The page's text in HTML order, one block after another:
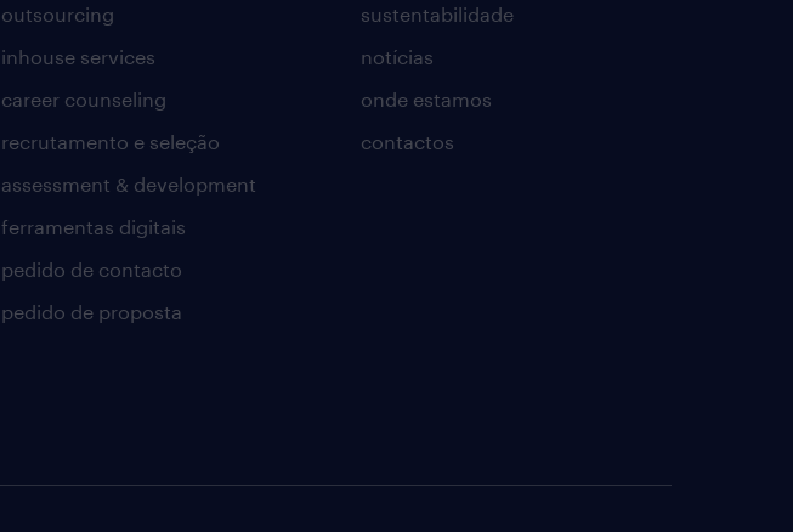
outsourcing
inhouse services
career counseling
recrutamento e seleção
assessment & development
ferramentas digitais
pedido de contacto
pedido de proposta
sustentabilidade
notícias
onde estamos
contactos